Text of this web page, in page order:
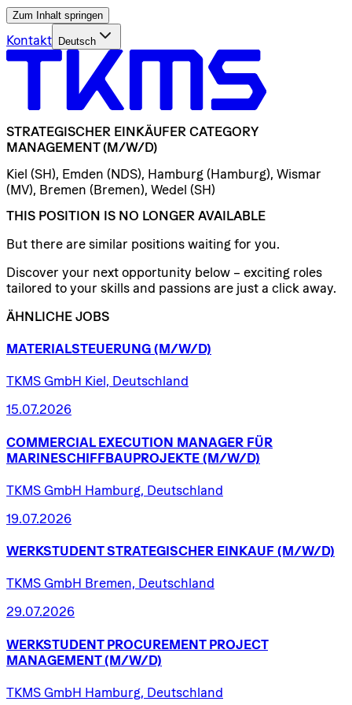
Zum Inhalt springen
Kontakt Deutsch
STRATEGISCHER EINKÄUFER CATEGORY
MANAGEMENT (M/W/D)
Kiel (SH), Emden (NDS), Hamburg (Hamburg), Wismar
(MV), Bremen (Bremen), Wedel (SH)
THIS POSITION IS NO LONGER AVAILABLE
But there are similar positions waiting for you.
Discover your next opportunity below – exciting roles
tailored to your skills and passions are just a click away.
ÄHNLICHE JOBS
MATERIALSTEUERUNG (M/W/D)
TKMS GmbH Kiel, Deutschland
15.07.2026
COMMERCIAL EXECUTION MANAGER FÜR
MARINESCHIFFBAUPROJEKTE (M/W/D)
TKMS GmbH Hamburg, Deutschland
19.07.2026
WERKSTUDENT STRATEGISCHER EINKAUF (M/W/D)
TKMS GmbH Bremen, Deutschland
29.07.2026
WERKSTUDENT PROCUREMENT PROJECT
MANAGEMENT (M/W/D)
TKMS GmbH Hamburg, Deutschland